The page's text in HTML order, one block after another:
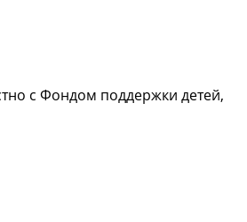
с Фондом поддержки детей,